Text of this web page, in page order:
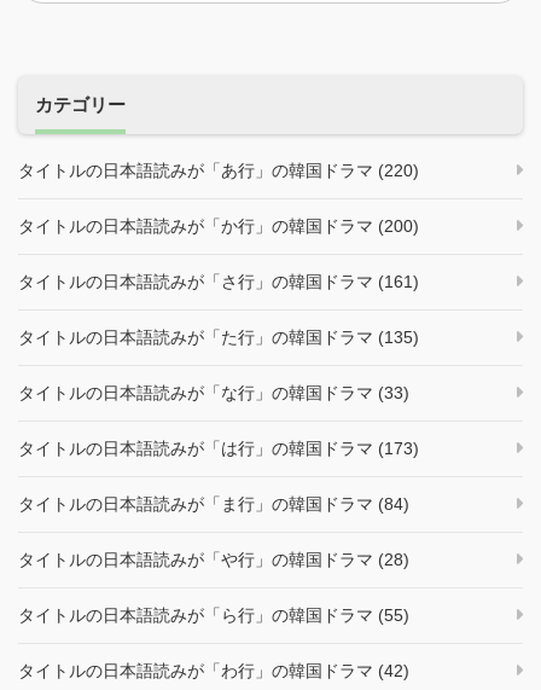
カテゴリー
タイトルの日本語読みが「あ行」の韓国ドラマ (220)
タイトルの日本語読みが「か行」の韓国ドラマ (200)
タイトルの日本語読みが「さ行」の韓国ドラマ (161)
タイトルの日本語読みが「た行」の韓国ドラマ (135)
タイトルの日本語読みが「な行」の韓国ドラマ (33)
タイトルの日本語読みが「は行」の韓国ドラマ (173)
タイトルの日本語読みが「ま行」の韓国ドラマ (84)
タイトルの日本語読みが「や行」の韓国ドラマ (28)
タイトルの日本語読みが「ら行」の韓国ドラマ (55)
タイトルの日本語読みが「わ行」の韓国ドラマ (42)